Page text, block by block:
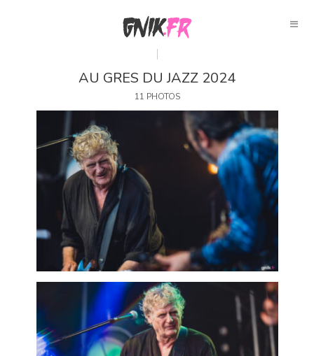
AU GRES DU JAZZ 2024
11 PHOTOS